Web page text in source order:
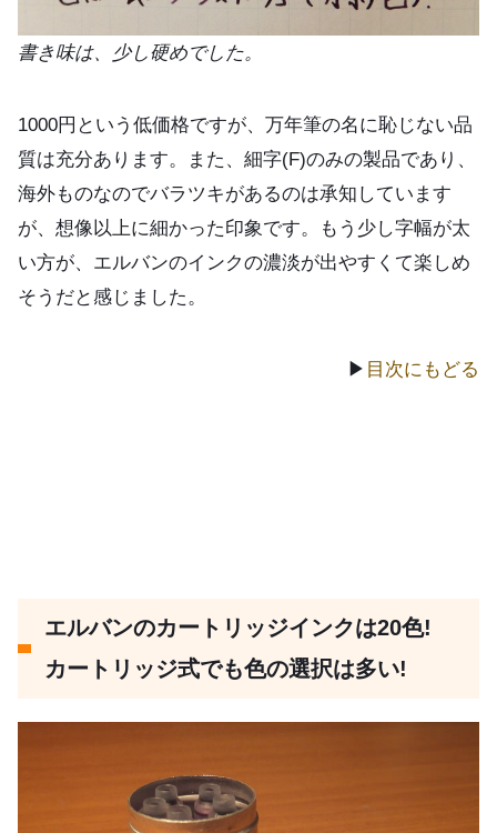
書き味は、少し硬めでした。
1000円という低価格ですが、万年筆の名に恥じない品
質は充分あります。また、細字(F)のみの製品であり、
海外ものなのでバラツキがあるのは承知しています
が、想像以上に細かった印象です。もう少し字幅が太
い方が、エルバンのインクの濃淡が出やすくて楽しめ
そうだと感じました。
▶ 目次にもどる
エルバンのカートリッジインクは20色!
カートリッジ式でも色の選択は多い!